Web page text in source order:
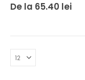
De la 65.40 lei